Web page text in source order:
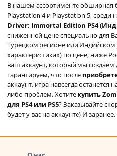
В нашем ассортименте обширная
Playstation 4 и Playstation 5, среди
Driver: Immortal Edition PS4
сниженной цене специально для
Турецком регионе или Индийском
характеристиках) по цене, ниже
ваш аккаунт, который мы
гарантируем, что после
аккаунт, игра навсегда останется
либо проблем. Хотите купить
для PS4 или PS5? Заказывайте
будет у вас на аккаунте) И